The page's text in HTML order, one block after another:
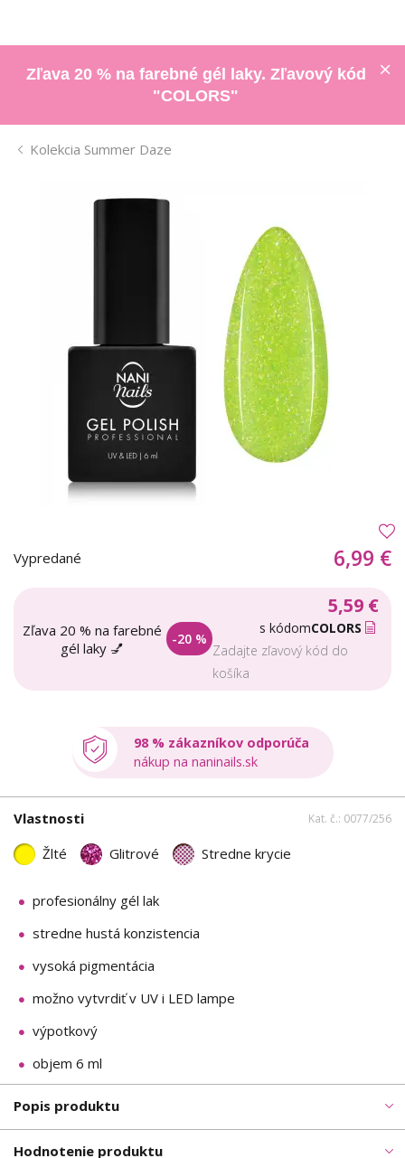
Zľava 20 % na farebné gél laky. Zľavový kód
"COLORS"
Kolekcia Summer Daze
Vypredané 6,99 €
Zľava 20 % na farebné
gél laky 💅
-20 %
5,59 €
s kódomCOLORS
Zadajte zľavový kód do
košíka
98 % zákazníkov odporúča
nákup na naninails.sk
Vlastnosti Kat. č.: 0077/256
Žlté Glitrové Stredne krycie
profesionálny gél lak
stredne hustá konzistencia
vysoká pigmentácia
možno vytvrdiť v UV i LED lampe
výpotkový
objem 6 ml
Popis produktu
Hodnotenie produktu